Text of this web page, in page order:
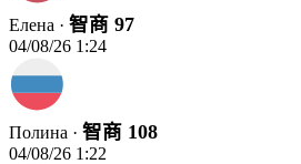
Елена · 智商 97
04/08/26 1:24
Полина · 智商 108
04/08/26 1:22